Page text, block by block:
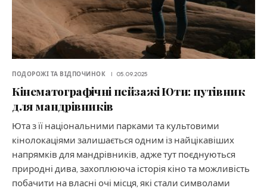
ПОДОРОЖІ ТА ВІДПОЧИНОК 05.09.2025
Кінематографічні пейзажі Юти: путівник
для мандрівників
Юта з її національними парками та культовими
кінолокаціями залишається одним із найцікавіших
напрямків для мандрівників, адже тут поєднуються
природні дива, захоплююча історія кіно та можливість
побачити на власні очі місця, які стали символами